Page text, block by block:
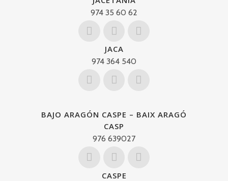
974 35 60 62
JACA
974 364 540
BAJO ARAGÓN CASPE – BAIX ARAGÓ
CASP
976 639027
CASPE